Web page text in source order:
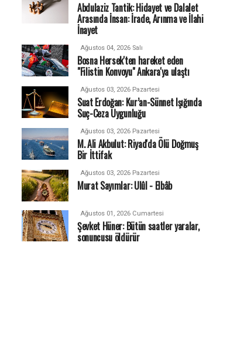
Abdulaziz Tantik: Hidayet ve Dalalet
Arasında İnsan: İrade, Arınma ve İlahi
İnayet
Ağustos 04, 2026 Salı
Bosna Hersek'ten hareket eden
"Filistin Konvoyu" Ankara'ya ulaştı
Ağustos 03, 2026 Pazartesi
Suat Erdoğan: Kur’an-Sünnet Işığında
Suç-Ceza Uygunluğu
Ağustos 03, 2026 Pazartesi
M. Ali Akbulut: Riyad'da Ölü Doğmuş
Bir İttifak
Ağustos 03, 2026 Pazartesi
Murat Sayımlar: Ulûl - Elbâb
Ağustos 01, 2026 Cumartesi
Şevket Hüner: Bütün saatler yaralar,
sonuncusu öldürür